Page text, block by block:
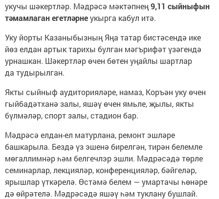
укучы шәкертләр. Мәдрәсә мәктәпнең 9,11 сыйныфын
тәмамлаган егетләрнеукырга кабул итә.
Уку йорты Казаныбызның Яңа татар бистәсендә ике
йөз елдан артык тарихы булган мәгърифәт үзәгендә
урнашкан. Шәкертләр өчен бөтен уңайлы шартлар
да тудырылган.
Якты сыйныф аудиторияләре, намаз, Коръән уку өчен
гыйбадәтханә залы, яшәү өчен ямьле, җылы, якты
бүлмәләр, спорт залы, стадион бар.
Мәдрәсә елдан-ел матурлана, ремонт эшләре
башкарыла. Бездә үз эшенә бирелгән, тирән белемле
мөгаллимнәр һәм белгечлэр эшли. Мәдрәсәдә төрле
семинарлар, лекцияләр, конференцияләр, бәйгеләр,
ярышлар үткәрелә. Өстәмә белем — умартачы һөнәре
дә өйрәтелә. Мәдрәсәдә яшәү һәм туклану бушлай.